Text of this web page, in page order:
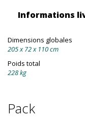
Informations
Dimensions globales
205 x 72 x 110 cm
Poids total
228 kg
Pack